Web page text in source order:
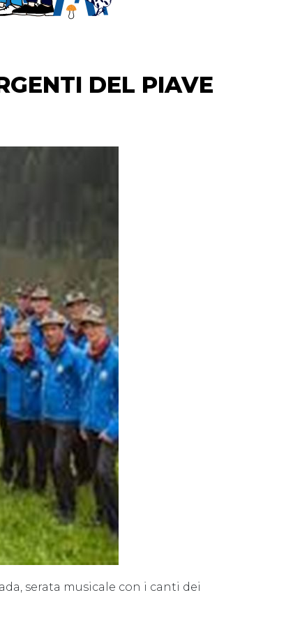
DEL PIAVE
serata musicale con i canti dei